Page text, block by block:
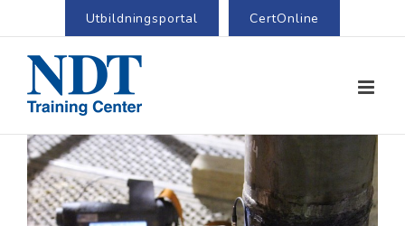
Utbildningsportal CertOnline
View
Larger
Image